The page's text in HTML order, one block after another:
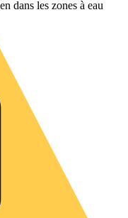
dans les zones à eau